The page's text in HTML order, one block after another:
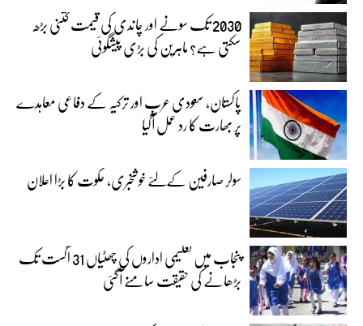
2030 تک سونے اور چاندی کی قیمت کتنی بڑھ
سکتی ہے؟ ماہرین کی بڑی پیشگوئی
پاکستان، سعودی عرب اور ترکیہ کے دفاعی معاہدے
پر بھارت کا رد عمل آگیا
سولر صارفین کےلئے خوشخبری، حکوت کا بڑا اعلان
پنجاب میں تعلیمی اداروں کی چھٹیاں 31 اگست تک
بڑھانے کی حقیقت سامنے آگئی